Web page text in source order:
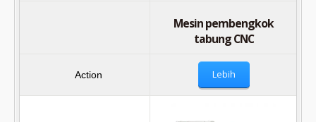
Mesin pembengkok
tabung CNC
Lebih